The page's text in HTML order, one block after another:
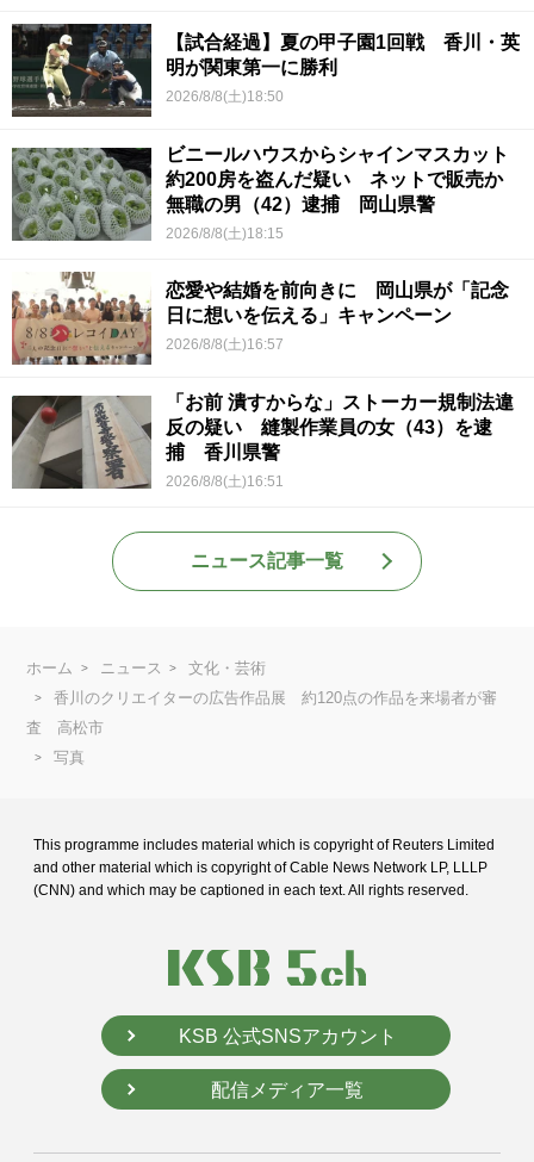
【試合経過】夏の甲子園1回戦 香川・英
明が関東第一に勝利
2026/8/8(土)18:50
ビニールハウスからシャインマスカット
約200房を盗んだ疑い ネットで販売か
無職の男（42）逮捕 岡山県警
2026/8/8(土)18:15
恋愛や結婚を前向きに 岡山県が「記念
日に想いを伝える」キャンペーン
2026/8/8(土)16:57
「お前 潰すからな」ストーカー規制法違
反の疑い 縫製作業員の女（43）を逮
捕 香川県警
2026/8/8(土)16:51
ニュース記事一覧
ホーム ニュース
文化・芸術
香川のクリエイターの広告作品展 約120点の作品を来場者が審
査 高松市
写真
This programme includes material which is copyright of Reuters Limited
and other material which is copyright of Cable News Network LP, LLLP
(CNN) and which may be captioned in each text. All rights reserved.
KSB 公式SNSアカウント
配信メディア一覧